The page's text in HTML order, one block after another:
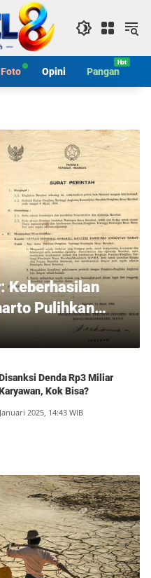
Foto Opini Pangan
Keberhasilan
Pulihkan
Denda Rp3 Miliar
Kok Bisa?
2025, 14:43 WIB